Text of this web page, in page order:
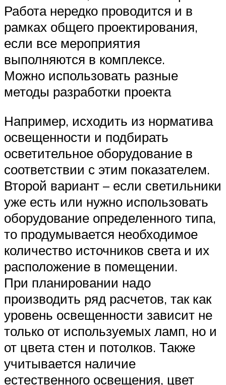
Работа нередко проводится и в
рамках общего проектирования,
если все мероприятия
выполняются в комплексе.
Можно использовать разные
методы разработки проекта
Например, исходить из норматива
освещенности и подбирать
осветительное оборудование в
соответствии с этим показателем.
Второй вариант – если светильники
уже есть или нужно использовать
оборудование определенного типа,
то продумывается необходимое
количество источников света и их
расположение в помещении.
При планировании надо
производить ряд расчетов, так как
уровень освещенности зависит не
только от используемых ламп, но и
от цвета стен и потолков. Также
учитывается наличие
естественного освещения, цвет